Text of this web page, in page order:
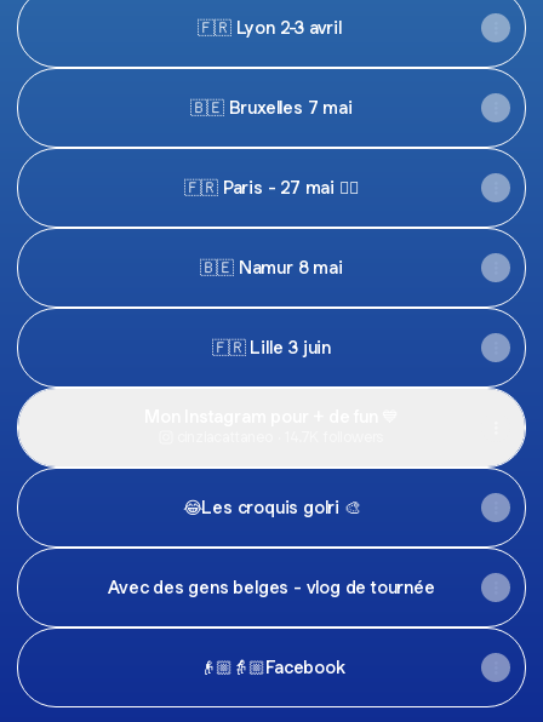
🇫🇷 Lyon 2-3 avril
🇧🇪 Bruxelles 7 mai
🇫🇷 Paris - 27 mai ❤️‍🔥
🇧🇪 Namur 8 mai
🇫🇷 Lille 3 juin
😂Les croquis golri 🎨
Avec des gens belges - vlog de tournée
👴🏼👵🏼Facebook